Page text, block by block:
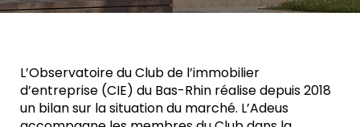
L’Observatoire du Club de l’immobilier
d’entreprise (CIE) du Bas-Rhin réalise depuis 2018
un bilan sur la situation du marché. L’Adeus